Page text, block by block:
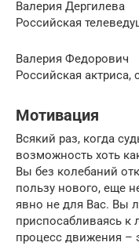
Валерия Дергилева
Российская
Валерия Федорович
Российская актриса,
Мотивация
Всякий раз, когда
возможность хоть
Вы без колебаний
пользу нового, еще
явно не для Вас. Вы
приспосабливаясь
процесс движения –